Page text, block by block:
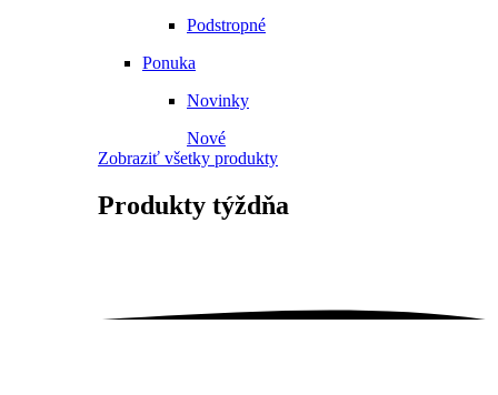
Podstropné
Ponuka
Novinky
Nové
Zobraziť všetky produkty
Produkty týždňa